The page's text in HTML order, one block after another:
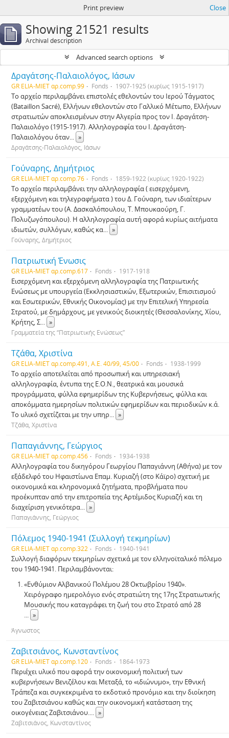
Print preview Close
Showing 21521 results
Archival description
Advanced search options
Δραγάτσης-Παλαιολόγος, Ιάσων
GR ELIA-MIET αρ.comp.99 Fonds 1907-1925 (κυρίως 1915-1917)
Το αρχείο περιλαμβάνει επιστολές εθελοντών του Ιερού Τάγματος
(Bataillon Sacré), Ελλήνων εθελοντών στο Γαλλικό Μέτωπο, Ελλήνων
στρατιωτών αποκλεισμένων στην Αλγερία προς τον Ι. Δραγάτση-
Παλαιολόγο (1915-1917). Αλληλογραφία του Ι. Δραγάτση-
Παλαιολόγου όταν... »
Δραγάτσης-Παλαιολόγος, Ιάσων
Γούναρης, Δημήτριος
GR ELIA-MIET αρ.comp.76 Fonds 1859-1922 (κυρίως 1920-1922)
Το αρχείο περιλαμβάνει την αλληλογραφία ( εισερχόμενη,
εξερχόμενη και τηλεγραφήματα ) του Δ. Γούναρη, των ιδιαίτερων
γραμματέων του (Α. Δασκαλόπουλου, Τ. Μπουκαούρη, Γ.
Πολυζωγόπουλου). Η αλληλογραφία αυτή αφορά κυρίως αιτήματα
ιδιωτών, συλλόγων, καθώς κα... »
Γούναρης, Δημήτριος
Πατριωτική Ένωσις
GR ELIA-MIET αρ.comp.617 Fonds 1917-1918
Εισερχόμενη και εξερχόμενη αλληλογραφία της Πατριωτικής
Ενώσεως με υπουργεία (Εκκλησιαστικών, Εξωτερικών, Επισιτισμού
και Εσωτερικών, Εθνικής Οικονομίας) με την Επιτελική Υπηρεσία
Στρατού, με δημάρχους, με γενικούς διοικητές (Θεσσαλονίκης, Χίου,
Κρήτης, Σ... »
Γραμματεία της “Πατριωτικής Ενώσεως”
Τζάθα, Χριστίνα
GR ELIA-MIET αρ.comp.491, Α.Ε. 40/99, 45/00 Fonds 1938-1999
Το αρχείο αποτελείται από προσωπική και υπηρεσιακή
αλληλογραφία, έντυπα της Ε.Ο.Ν., θεατρικά και μουσικά
προγράμματα, φύλλα εφημερίδων της Κυβερνήσεως, φύλλα και
αποκόμματα ημερησίων πολιτικών εφημερίδων και περιοδικών κ.ά.
Το υλικό σχετίζεται με την υπηρ... »
Τζάθα, Χριστίνα
Παπαγιάννης, Γεώργιος
GR ELIA-MIET αρ.comp.456 Fonds 1934-1938
Αλληλογραφία του δικηγόρου Γεωργίου Παπαγιάννη (Αθήνα) με τον
εξάδελφό του Ηφαιστίωνα Επαμ. Κυριαζή (στο Κάϊρο) σχετική με
οικονομικά και κληρονομικά ζητήματα, προβλήματα που
προέκυπταν από την επιτροπεία της Αρτέμιδος Κυριαζή και τη
διαχείριση γενικότερα... »
Παπαγιάννης, Γεώργιος
Πόλεμος 1940-1941 (Συλλογή τεκμηρίων)
GR ELIA-MIET αρ.comp.322 Fonds 1940-1941
Συλλογή διαφόρων τεκμηρίων σχετικά με τον ελληνοϊταλικό πόλεμο
του 1940-1941. Περιλαμβάνονται:
«Ενθύμιον Aλβανικού Πολέμου 28 Οκτωβρίου 1940».
Χειρόγραφο ημερολόγιο ενός στρατιώτη της 17ης Στρατιωτικής
Μουσικής που καταγράφει τη ζωή του στο Στρατό από 28
... »
Άγνωστος
Ζαβιτσιάνος, Κωνσταντίνος
GR ELIA-MIET αρ.comp.120 Fonds 1864-1973
Περιέχει υλικό που αφορά την οικονομική πολιτική των
κυβερνήσεων Βενιζέλου και Μεταξά, το «ιδιώνυμο», την Εθνική
Τράπεζα και συγκεκριμένα το εκδοτικό προνόμιο και την διοίκηση
του Ζαβιτσιάνου καθώς και την οικονομική κατάσταση της
οικογένειας Ζαβιτσιάνου.... »
Ζαβιτσιάνος, Κωνσταντίνος